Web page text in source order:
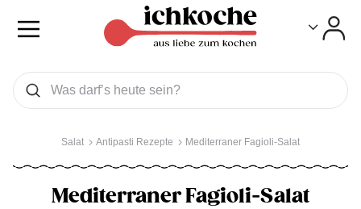
Was wollen Sie suchen
Suchen
Salat Antipasti Rezepte Mediterraner Fagioli-Salat
Mediterraner Fagioli-Salat